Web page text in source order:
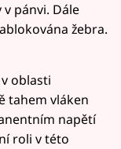
pánvi. Dále
žebra.
oblasti
tahem vláken
napětí
roli v této